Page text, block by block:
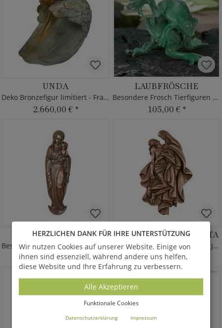
UNDA
Deko Bronzefigur limitiert - Frauengesicht
2.660,00 € *
LAUBFRÖSCHE
Besondere Frosch Tierfiguren aus Bronze - grün
105,00 € *
MADONNA SANTO
Besondere Metall Wandskulptur - Maria mit Kind
ab585,00 €*
HEILIGENRELIEF PIETA
Wand Bronzefigur Maria und Jesus
ab205,00 €*
HERZLICHEN DANK FÜR IHRE UNTERSTÜTZUNG
Wir nutzen Cookies auf unserer Website. Einige von
ihnen sind essenziell, während andere uns helfen,
diese Website und Ihre Erfahrung zu verbessern.
Alle Akzeptieren
Funktionale Cookies
Datenschutzerklärung Impressum